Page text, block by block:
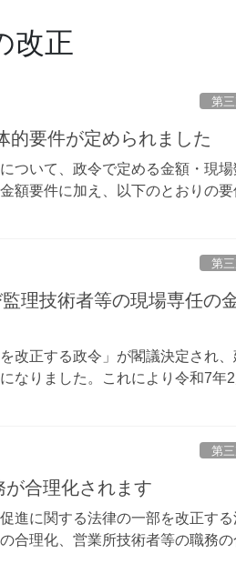
改正
第
的要件が定められました
ついて、政令で定める金額・現
額要件に加え、以下のとおりの
第
理技術者等の現場専任の
改正する政令」が閣議決定され
なりました。これにより令和7年2
第
合理化されます
進に関する法律の一部を改正す
合理化、営業所技術者等の職務